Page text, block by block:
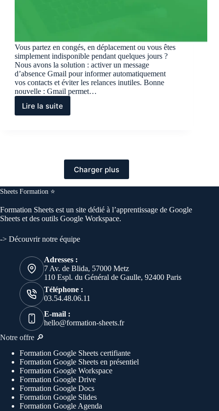
Vous partez en congés, en déplacement ou vous êtes
simplement indisponible pendant quelques jours ?
Nous avons la solution : activer un message
d’absence Gmail pour informer automatiquement
vos contacts et éviter les relances inutiles. Bonne
nouvelle : Gmail permet…
Lire la suite
Comment
minutes?
Charger plus
Sheets Formation ⭐️
Formation Sheets est un site dédié à l’apprentissage de Google
Sheets et des outils Google Workspace.
-> Découvrir notre équipe
Adresses :
7 Av. de Blida, 57000 Metz
110 Espl. du Général de Gaulle, 92400 Paris
Téléphone :
03.54.48.06.11
E-mail :
hello@formation-sheets.fr
Notre offre 🔎
Formation Google Sheets certifiante
Formation Google Sheets en présentiel
Formation Google Workspace
Formation Google Drive
Formation Google Docs
Formation Google Slides
Formation Google Agenda